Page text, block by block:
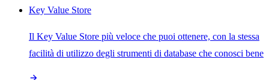
Key Value Store
Il Key Value Store più veloce che puoi ottenere, con la stessa
facilità di utilizzo degli strumenti di database che conosci bene